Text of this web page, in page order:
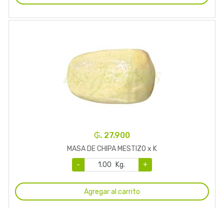
₲. 27.900
MASA DE CHIPA MESTIZO x K
-
Kg. +
Agregar al carrito